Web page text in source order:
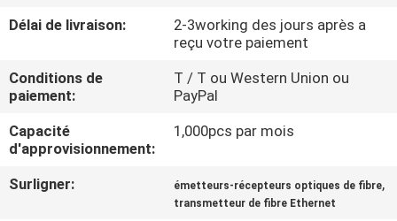
DE
LA
QUALITÉ
Délai de livraison:
2-3working des jours après a
reçu votre paiement
Conditions de
paiement:
T / T ou Western Union ou
PayPal
Capacité
d'approvisionnement:
1,000pcs par mois
Surligner: émetteurs-récepteurs optiques de fibre,
transmetteur de fibre Ethernet